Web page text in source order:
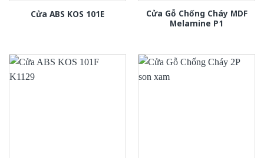
Cửa ABS KOS 101E
Cửa Gỗ Chống Cháy MDF
Melamine P1